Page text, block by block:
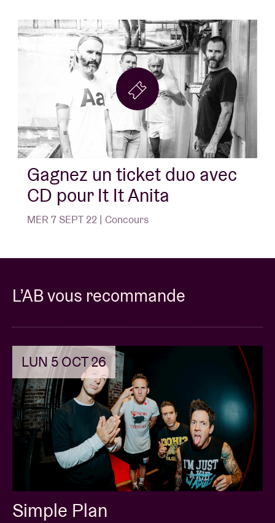
Gagnez un ticket duo avec
CD pour It It Anita
MER 7 SEPT 22 | Concours
L’AB vous recommande
LUN 5 OCT 26
Simple Plan